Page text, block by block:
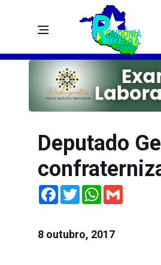
Deputado
Facebook
TwitterWhatsApp
8 outubro, 2017